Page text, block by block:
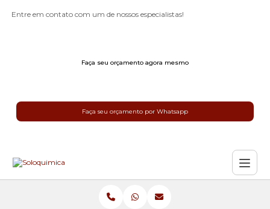
Entre em contato com um de nossos especialistas!
Faça seu orçamento agora mesmo
Faça seu orçamento por Whatsapp